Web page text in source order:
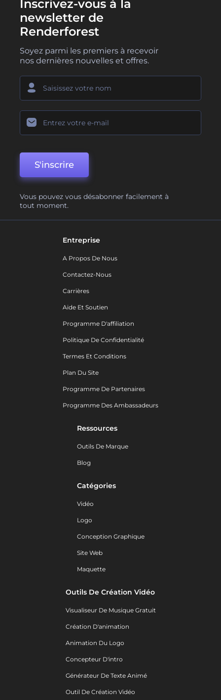
Inscrivez-vous à la
newsletter de
Renderforest
Soyez parmi les premiers à recevoir
nos dernières nouvelles et offres.
S'inscrire
Vous pouvez vous désabonner facilement à
tout moment.
Entreprise
A Propos De Nous
Contactez-Nous
Carrières
Aide Et Soutien
Programme D'affiliation
Politique De Confidentialité
Termes Et Conditions
Plan Du Site
Programme De Partenaires
Programme Des Ambassadeurs
Ressources
Outils De Marque
Blog
Catégories
Vidéo
Logo
Conception Graphique
Site Web
Maquette
Outils De Création Vidéo
Visualiseur De Musique Gratuit
Création D'animation
Animation Du Logo
Concepteur D'intro
Générateur De Texte Animé
Outil De Création Vidéo